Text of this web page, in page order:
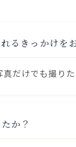
るきっかけを
だけでも撮り
か？